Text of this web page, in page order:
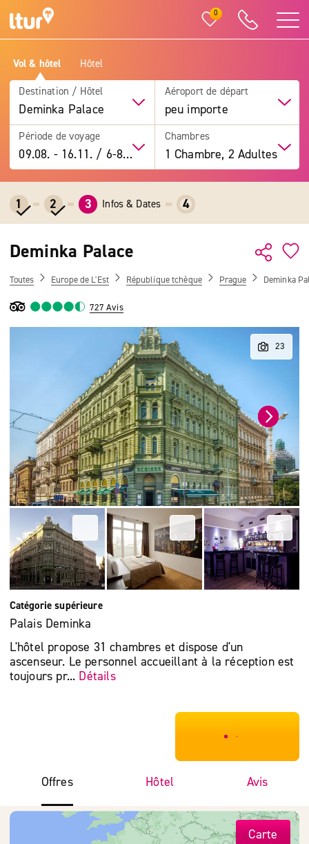
0
Vol & hôtel Hôtel
Destination / Hôtel
Deminka Palace
Aéroport de départ
peu importe
Période de voyage
09.08. -16.11. / 6-8 jours
Chambres
1 Chambre, 2 Adultes
1 2 3 Infos & Dates 4
Deminka Palace
Toutes Europe de L'Est République tchèque Prague Deminka
727 Avis
Catégorie supérieure
Palais Deminka
L'hôtel propose 31 chambres et dispose d'un
ascenseur. Le personnel accueillant à la réception est
toujours pr... Détails
***************
Offres Hôtel Avis
Carte